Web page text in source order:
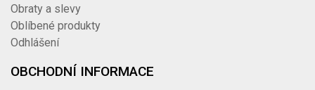
Obraty a slevy
Oblíbené produkty
Odhlášení
OBCHODNÍ INFORMACE